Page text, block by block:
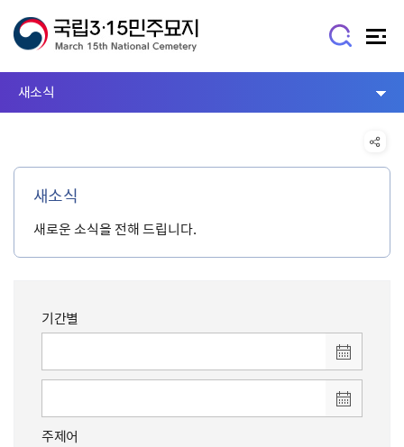
새소식
새소식
새로운 소식을 전해 드립니다.
기간별
주제어